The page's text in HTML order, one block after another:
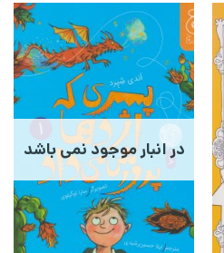
در انبار موجود نمی باشد